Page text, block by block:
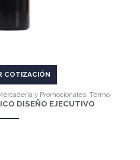
COTIZACIÓN
y Promocionales, Termo
DISEÑO EJECUTIVO